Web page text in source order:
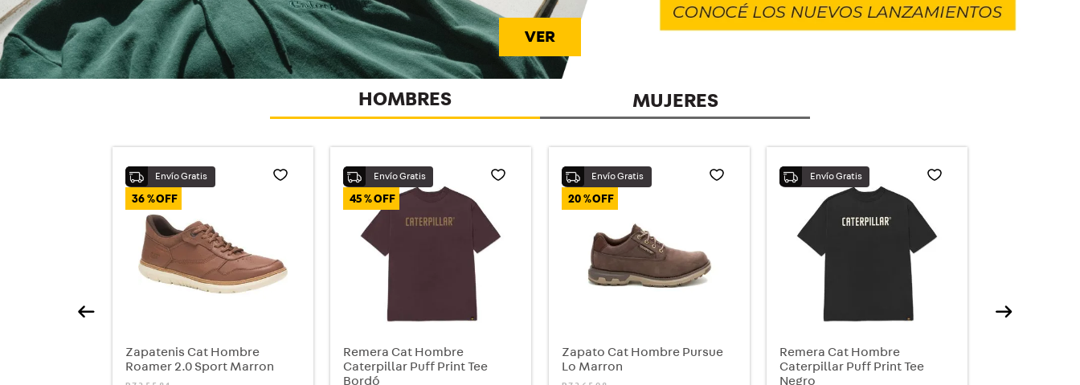
VER
HOMBRES MUJERES
36 %
Zapatenis Cat Hombre
Roamer 2.0 Sport Marron
45 %
Remera Cat Hombre
Caterpillar Puff Print Tee
Bordó
20 %
Zapato Cat Hombre Pursue
Lo Marron
Remera Cat Hombre
Caterpillar Puff Print Tee
Negro